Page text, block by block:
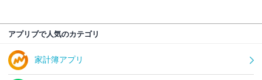
アプリブで人気のカテゴリ
家計簿アプリ